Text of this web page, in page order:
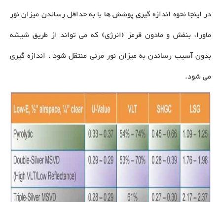
در اینجا نحوه اندازه گیری پوشش ها با به حداقل رساندن میزان نور
ماوراء بنفش و مادون قرمز (انرژی) که می تواند از طریق شیشه
بدون آسیب رساندن به میزان نور مرئی منتقل شود ، اندازه گیری
می شود.